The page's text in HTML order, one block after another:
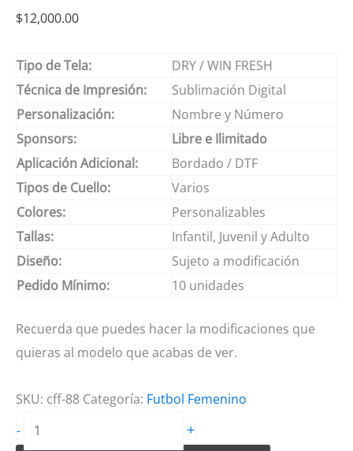
$12,000.00
Tipo de Tela:
DRY / WIN FRESH
Técnica de Impresión:
Sublimación Digital
Personalización:
Nombre y Número
Sponsors:
Libre e Ilimitado
Aplicación Adicional:
Bordado / DTF
Tipos de Cuello:
Varios
Colores:
Personalizables
Tallas:
Infantil, Juvenil y Adulto
Diseño:
Sujeto a modificación
Pedido Mínimo:
10 unidades
Recuerda que puedes hacer la modificaciones que
quieras al modelo que acabas de ver.
SKU: cff-88 Categoría: Futbol Femenino
-
Camiseta
de
+